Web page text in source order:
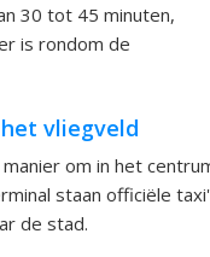
30 tot 45 minuten,
is rondom de
vliegveld
om in het
staan officiële
de stad.